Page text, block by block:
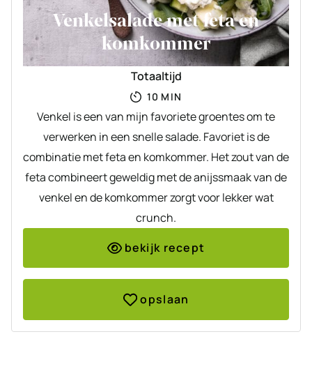
Venkelsalade met feta en
komkommer
Totaaltijd
10 MINUTEN
MIN
Venkel is een van mijn favoriete groentes om te
verwerken in een snelle salade. Favoriet is de
combinatie met feta en komkommer. Het zout van de
feta combineert geweldig met de anijssmaak van de
venkel en de komkommer zorgt voor lekker wat
crunch.
bekijk recept
opslaan